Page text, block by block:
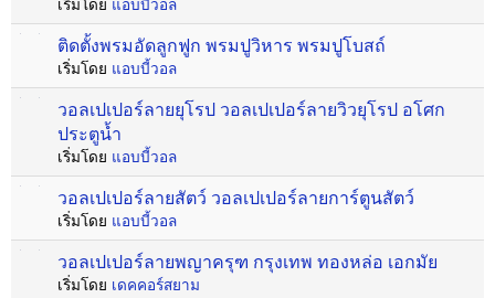
ติดตั้งพรมอัดลูกฟูก พรมปูวิหาร พรมปูโบสถ์
เริ่มโดย แอบบี้วอล
วอลเปเปอร์ลายยุโรป วอลเปเปอร์ลายวิวยุโรป อโศก
ประตูน้ำ
เริ่มโดย แอบบี้วอล
วอลเปเปอร์ลายสัตว์ วอลเปเปอร์ลายการ์ตูนสัตว์
เริ่มโดย แอบบี้วอล
วอลเปเปอร์ลายพญาครุฑ กรุงเทพ ทองหล่อ เอกมัย
เริ่มโดย เดคคอร์สยาม